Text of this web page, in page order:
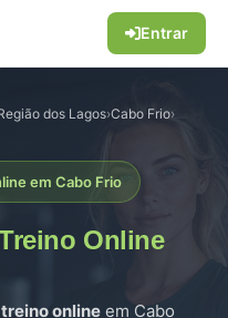
Entrar
dos Lagos›Cabo Frio›
em Cabo Frio
Online
treino online em Cabo